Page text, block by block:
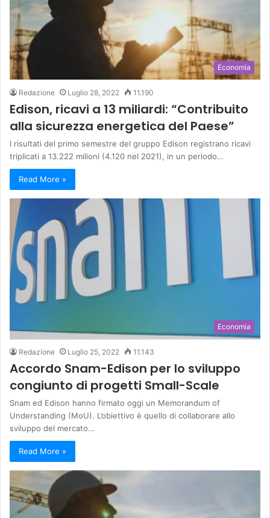
Economia
Redazione Luglio 28, 2022 11.190
Edison, ricavi a 13 miliardi: “Contribuito
alla sicurezza energetica del Paese”
I risultati del primo semestre del gruppo Edison registrano ricavi
triplicati a 13.222 milioni (4.120 nel 2021), in un periodo…
Read More »
Economia
Redazione Luglio 25, 2022 11.143
Accordo Snam-Edison per lo sviluppo
congiunto di progetti Small-Scale
Snam ed Edison hanno firmato oggi un Memorandum of
Understanding (MoU). L’obiettivo è quello di collaborare allo
sviluppo del mercato…
Read More »